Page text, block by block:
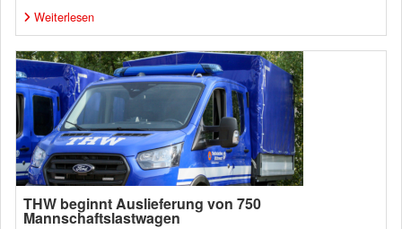
Weiterlesen
THW beginnt Auslieferung von 750
Mannschaftslastwagen